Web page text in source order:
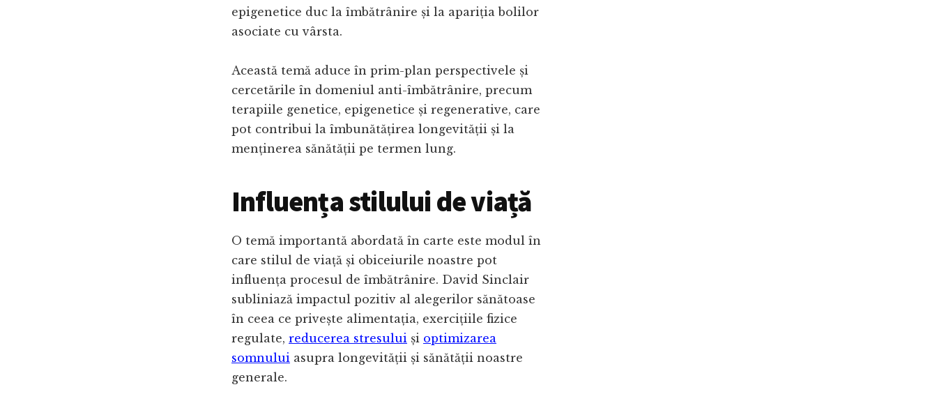
epigenetice duc la îmbătrânire și la apariția bolilor
asociate cu vârsta.
Această temă aduce în prim-plan perspectivele și
cercetările în domeniul anti-îmbătrânire, precum
terapiile genetice, epigenetice și regenerative, care
pot contribui la îmbunătățirea longevității și la
menținerea sănătății pe termen lung.
Influența stilului de viață
O temă importantă abordată în carte este modul în
care stilul de viață și obiceiurile noastre pot
influența procesul de îmbătrânire. David Sinclair
subliniază impactul pozitiv al alegerilor sănătoase
în ceea ce privește alimentația, exercițiile fizice
regulate, reducerea stresului și optimizarea
somnului asupra longevității și sănătății noastre
generale.